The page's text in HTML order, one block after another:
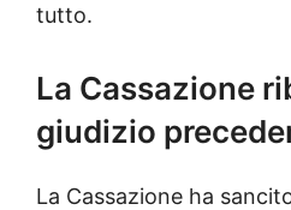
tutto.
La Cassazione
giudizio
La Cassazione ha